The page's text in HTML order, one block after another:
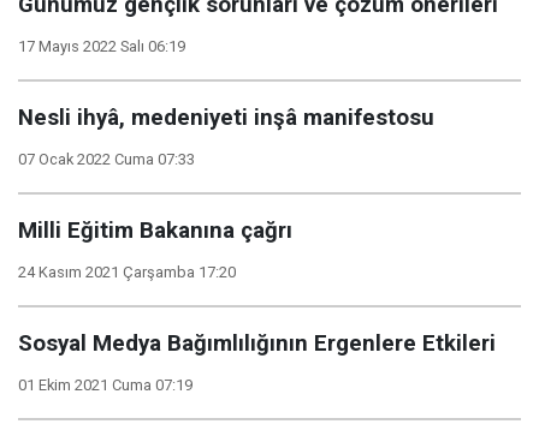
17 Mayıs 2022 Salı 06:19
Nesli ihyâ, medeniyeti inşâ manifestosu
07 Ocak 2022 Cuma 07:33
Milli Eğitim Bakanına çağrı
24 Kasım 2021 Çarşamba 17:20
Sosyal Medya Bağımlılığının Ergenlere Etkileri
01 Ekim 2021 Cuma 07:19